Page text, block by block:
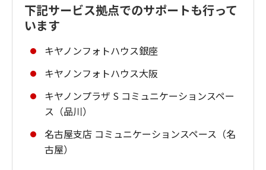
下記サービス拠点でのサポートも行って
います
キヤノンフォトハウス銀座
キヤノンフォトハウス大阪
キヤノンプラザ S コミュニケーションスペー
ス（品川）
名古屋支店 コミュニケーションスペース（名
古屋）